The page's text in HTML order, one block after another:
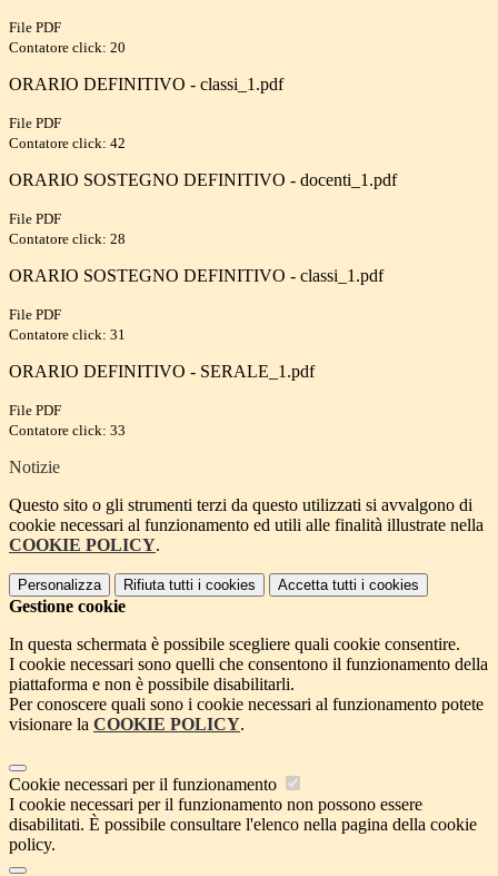
File PDF
Contatore click: 20
ORARIO DEFINITIVO - classi_1.pdf
File PDF
Contatore click: 42
ORARIO SOSTEGNO DEFINITIVO - docenti_1.pdf
File PDF
Contatore click: 28
ORARIO SOSTEGNO DEFINITIVO - classi_1.pdf
File PDF
Contatore click: 31
ORARIO DEFINITIVO - SERALE_1.pdf
File PDF
Contatore click: 33
Notizie
Questo sito o gli strumenti terzi da questo utilizzati si avvalgono di
cookie necessari al funzionamento ed utili alle finalità illustrate nella
COOKIE POLICY.
Personalizza Rifiuta tutti i cookies Accetta tutti i cookies
Gestione cookie
In questa schermata è possibile scegliere quali cookie consentire.
I cookie necessari sono quelli che consentono il funzionamento della
piattaforma e non è possibile disabilitarli.
Per conoscere quali sono i cookie necessari al funzionamento potete
visionare la COOKIE POLICY.
Cookie necessari per il funzionamento
I cookie necessari per il funzionamento non possono essere
disabilitati. È possibile consultare l'elenco nella pagina della cookie
policy.